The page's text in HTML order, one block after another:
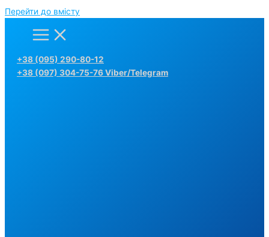
Перейти до вмісту
+38 (095) 290-80-12
+38 (097) 304-75-76 Viber/Telegram